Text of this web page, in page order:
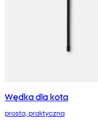
Wędka dla kota
prosta, praktyczna